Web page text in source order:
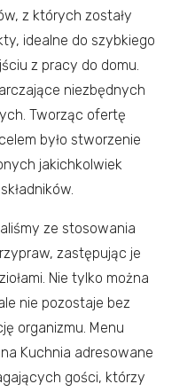
z których zostały
idealne do szybkiego
z pracy do domu.
niezbędnych
Tworząc ofertę
było stworzenie
jakichkolwiek
ze stosowania
zastępując je
Nie tylko można
nie pozostaje bez
organizmu. Menu
Kuchnia adresowane
gości, którzy